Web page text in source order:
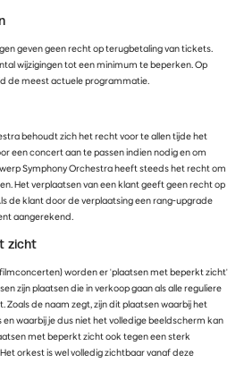
geven geen recht op terugbetaling van tickets.
wijzigingen tot een minimum te beperken. Op
de meest actuele programmatie.
behoudt zich het recht voor te allen tijde het
een concert aan te passen indien nodig en om
Symphony Orchestra heeft steeds het recht om
Het verplaatsen van een klant geeft geen recht op
de klant door de verplaatsing een rang-upgrade
aangerekend.
zicht
worden er 'plaatsen met beperkt zicht'
zijn plaatsen die in verkoop gaan als alle reguliere
Zoals de naam zegt, zijn dit plaatsen waarbij het
waarbij je dus niet het volledige beeldscherm kan
met beperkt zicht ook tegen een sterk
orkest is wel volledig zichtbaar vanaf deze